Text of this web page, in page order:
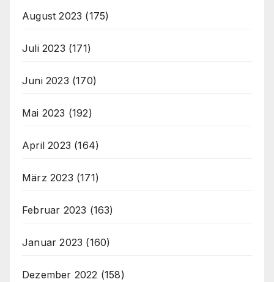
August 2023 (175)
Juli 2023 (171)
Juni 2023 (170)
Mai 2023 (192)
April 2023 (164)
März 2023 (171)
Februar 2023 (163)
Januar 2023 (160)
Dezember 2022 (158)